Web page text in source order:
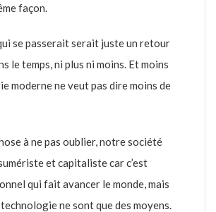
façon.
se passerait serait juste un retour
le temps, ni plus ni moins. Et moins
moderne ne veut pas dire moins de
à ne pas oublier, notre société
et capitaliste car c’est
qui fait avancer le monde, mais
ne sont que des moyens.